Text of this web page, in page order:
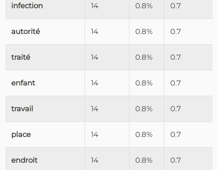
infection 14 0.8% 0.7
autorité 14 0.8% 0.7
traité 14 0.8% 0.7
enfant 14 0.8% 0.7
travail 14 0.8% 0.7
place 14 0.8% 0.7
endroit 14 0.8% 0.7